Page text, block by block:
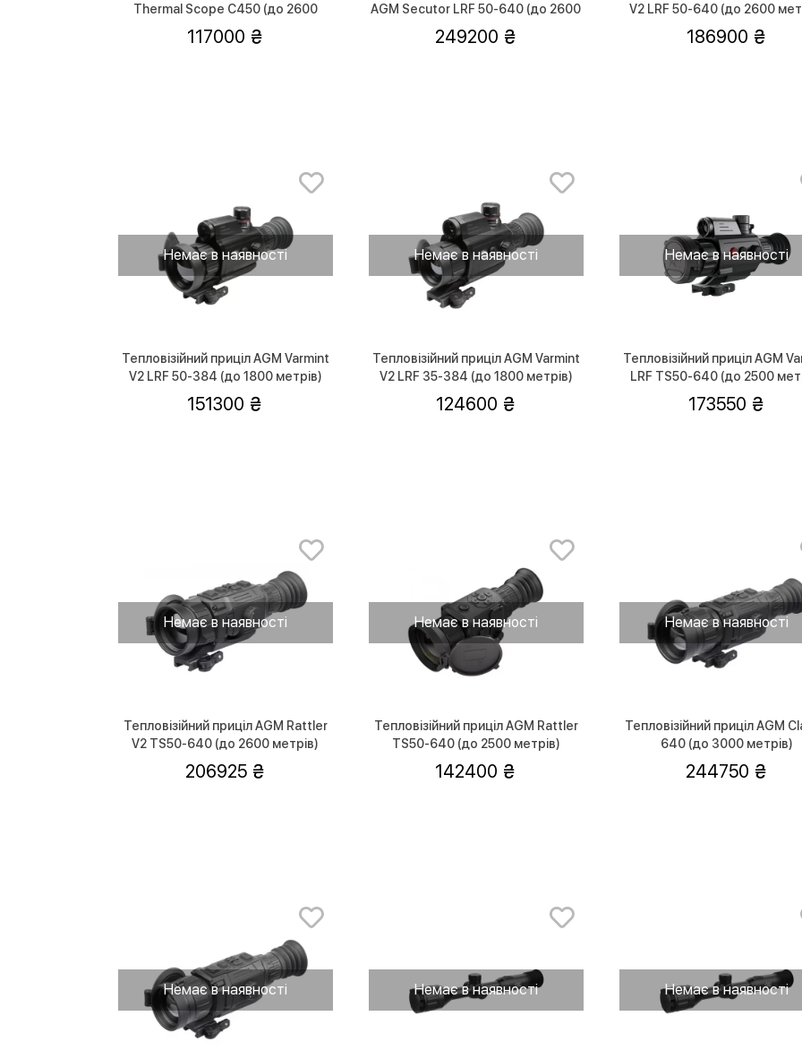
Thermal Scope C450 (до 2600
метрів)
117000
AGM Secutor LRF 50-640 (до 2600
метрів)
249200
V2 LRF 50-640 (до 2600
186900
Немає в наявності
Тепловізійний приціл AGM Varmint
V2 LRF 50-384 (до 1800 метрів)
151300
Немає в наявності
Тепловізійний приціл AGM Varmint
V2 LRF 35-384 (до 1800 метрів)
124600
Немає в наявності
Тепловізійний приціл AGM
LRF TS50-640 (до 2500
173550
Немає в наявності
Тепловізійний приціл AGM Rattler
V2 TS50-640 (до 2600 метрів)
206925
Немає в наявності
Тепловізійний приціл AGM Rattler
TS50-640 (до 2500 метрів)
142400
Немає в наявності
Тепловізійний приціл AGM
640 (до 3000 метрів)
244750
Немає в наявності Немає в наявності Немає в наявності